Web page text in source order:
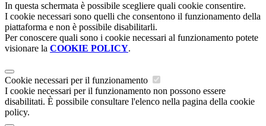
In questa schermata è possibile scegliere quali cookie consentire.
I cookie necessari sono quelli che consentono il funzionamento della
piattaforma e non è possibile disabilitarli.
Per conoscere quali sono i cookie necessari al funzionamento potete
visionare la COOKIE POLICY.
Cookie necessari per il funzionamento
I cookie necessari per il funzionamento non possono essere
disabilitati. È possibile consultare l'elenco nella pagina della cookie
policy.